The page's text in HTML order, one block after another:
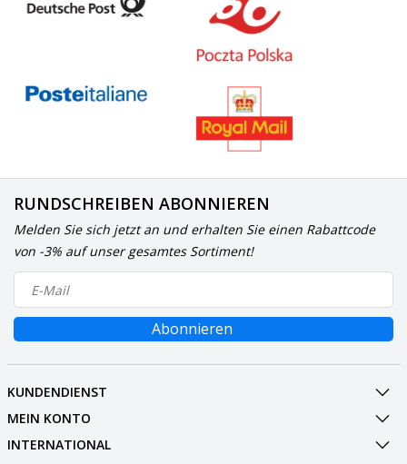
RUNDSCHREIBEN ABONNIEREN
Melden Sie sich jetzt an und erhalten Sie einen Rabattcode
von -3% auf unser gesamtes Sortiment!
Abonnieren
KUNDENDIENST
MEIN KONTO
INTERNATIONAL